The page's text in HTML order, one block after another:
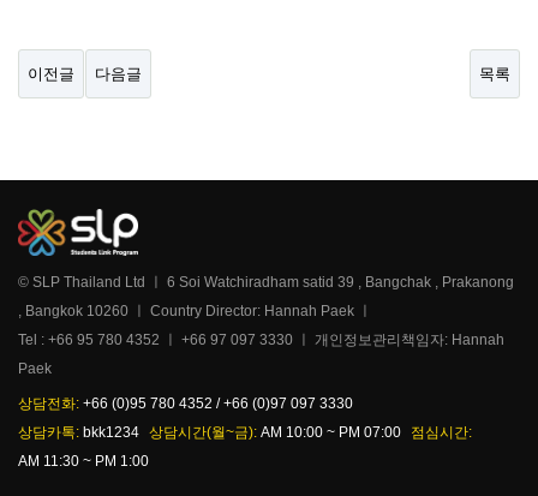
이전글 다음글 목록
© SLP Thailand Ltd ㅣ 6 Soi Watchiradham satid 39 , Bangchak , Prakanong
, Bangkok 10260 ㅣ Country Director: Hannah Paek ㅣ
Tel : +66 95 780 4352 ㅣ +66 97 097 3330 ㅣ 개인정보관리책임자: Hannah
Paek
상담전화: +66 (0)95 780 4352 / +66 (0)97 097 3330
상담카톡: bkk1234 상담시간(월~금): AM 10:00 ~ PM 07:00
점심시간:
AM 11:30 ~ PM 1:00